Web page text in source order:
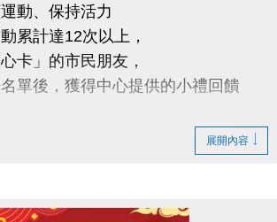
動、保持活力
累計達12次以上，
卡」的市民朋友，
單後，獲得中心提供的小禮回饋
後 攜帶敬老愛心卡至本中心領取
來領取
展開內容